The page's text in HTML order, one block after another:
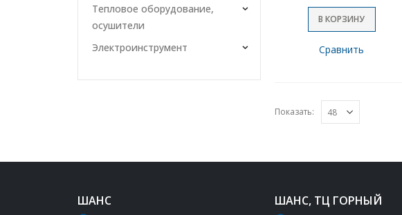
В КОРЗИНУ
Сравнить
Показать:
Тепловое оборудование,
осушители
Электроинструмент
ШАНС ШАНС, ТЦ ГОРНЫЙ